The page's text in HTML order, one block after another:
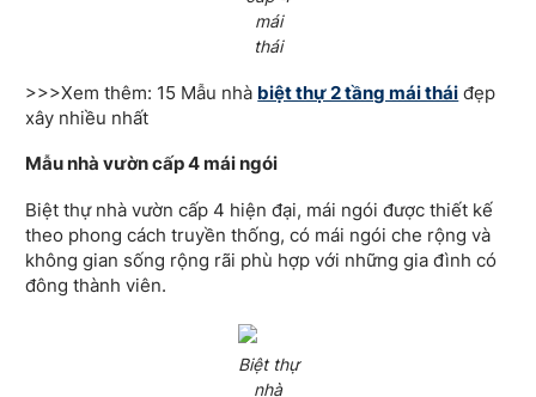
mái
thái
>>>Xem thêm: 15 Mẫu nhà biệt thự 2 tầng mái thái đẹp
xây nhiều nhất
Mẫu nhà vườn cấp 4 mái ngói
Biệt thự nhà vườn cấp 4 hiện đại, mái ngói được thiết kế
theo phong cách truyền thống, có mái ngói che rộng và
không gian sống rộng rãi phù hợp với những gia đình có
đông thành viên.
Biệt thự
nhà